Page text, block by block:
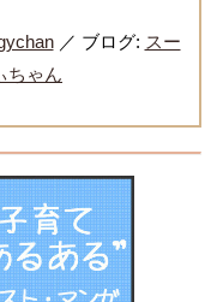
／ ブログ: スー
ちゃん